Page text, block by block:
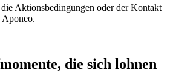
Aktionsbedingungen oder der Kontakt
die sich lohnen